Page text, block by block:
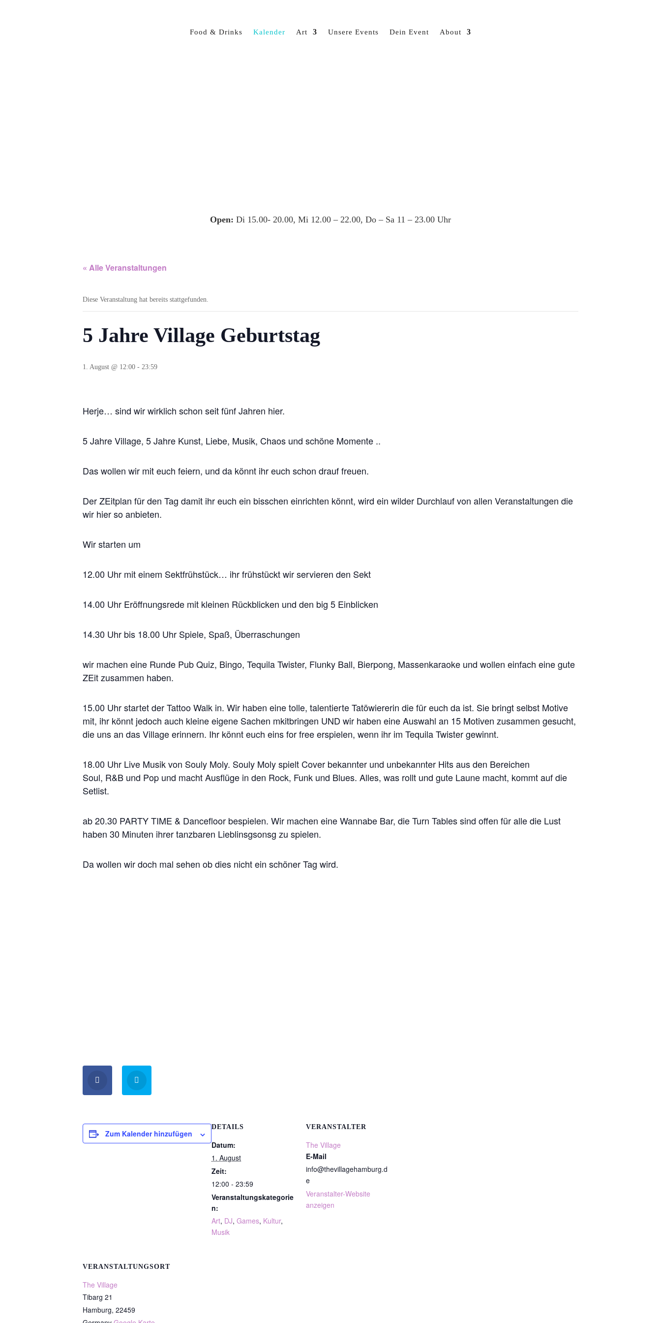
Food & Drinks Kalender Art Unsere Events Dein Event About
Open: Di 15.00- 20.00, Mi 12.00 – 22.00, Do – Sa 11 – 23.00 Uhr
« Alle Veranstaltungen
Diese Veranstaltung hat bereits stattgefunden.
5 Jahre Village Geburtstag
1. August @ 12:00 - 23:59
Herje… sind wir wirklich schon seit fünf Jahren hier.
5 Jahre Village, 5 Jahre Kunst, Liebe, Musik, Chaos und schöne Momente ..
Das wollen wir mit euch feiern, und da könnt ihr euch schon drauf freuen.
Der ZEitplan für den Tag damit ihr euch ein bisschen einrichten könnt, wird ein wilder Durchlauf von allen Veranstaltungen die
wir hier so anbieten.
Wir starten um
12.00 Uhr mit einem Sektfrühstück… ihr frühstückt wir servieren den Sekt
14.00 Uhr Eröffnungsrede mit kleinen Rückblicken und den big 5 Einblicken
14.30 Uhr bis 18.00 Uhr Spiele, Spaß, Überraschungen
wir machen eine Runde Pub Quiz, Bingo, Tequila Twister, Flunky Ball, Bierpong, Massenkaraoke und wollen einfach eine gute
ZEit zusammen haben.
15.00 Uhr startet der Tattoo Walk in. Wir haben eine tolle, talentierte Tatöwiererin die für euch da ist. Sie bringt selbst Motive
mit, ihr könnt jedoch auch kleine eigene Sachen mkitbringen UND wir haben eine Auswahl an 15 Motiven zusammen gesucht,
die uns an das Village erinnern. Ihr könnt euch eins for free erspielen, wenn ihr im Tequila Twister gewinnt.
18.00 Uhr Live Musik von Souly Moly. Souly Moly spielt Cover bekannter und unbekannter Hits aus den Bereichen
Soul, R&B und Pop und macht Ausflüge in den Rock, Funk und Blues. Alles, was rollt und gute Laune macht, kommt auf die
Setlist.
ab 20.30 PARTY TIME & Dancefloor bespielen. Wir machen eine Wannabe Bar, die Turn Tables sind offen für alle die Lust
haben 30 Minuten ihrer tanzbaren Lieblinsgsonsg zu spielen.
Da wollen wir doch mal sehen ob dies nicht ein schöner Tag wird.
Zum Kalender hinzufügen
DETAILS
Datum:
1. August
Zeit:
12:00 - 23:59
Veranstaltungskategorie
n:
Art, DJ, Games, Kultur,
Musik
VERANSTALTER
The Village
E-Mail
info@thevillagehamburg.d
e
Veranstalter-Website
anzeigen
VERANSTALTUNGSORT
The Village
Tibarg 21
Hamburg, 22459